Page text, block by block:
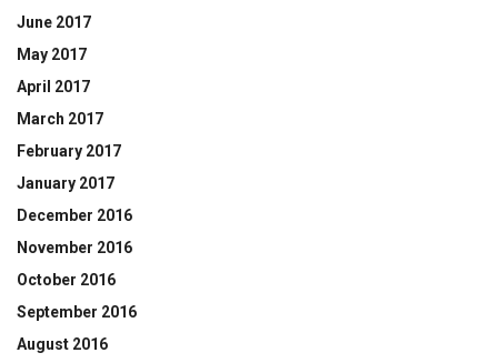
June 2017
May 2017
April 2017
March 2017
February 2017
January 2017
December 2016
November 2016
October 2016
September 2016
August 2016